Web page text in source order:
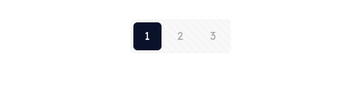
1 2 3